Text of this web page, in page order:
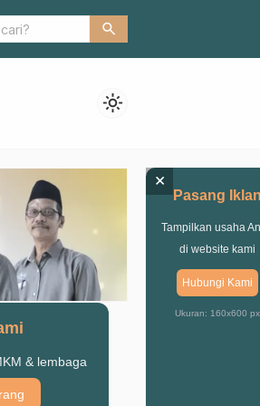
Jalur Hukum
search
light_mode
& lembaga
Pasang
Tampilkan usaha
di website kami
Hubungi Kami
Ukuran: 160x600 px
×